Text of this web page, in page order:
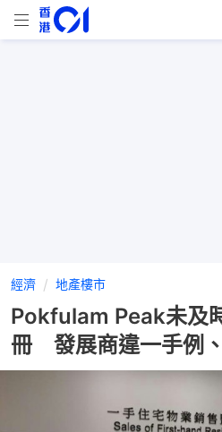
經濟 地產樓市
Pokfulam Peak未及
冊 發展商違一手例